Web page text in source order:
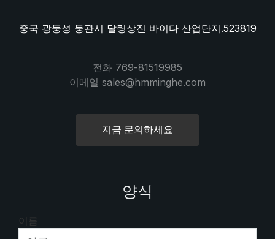
중국 광둥성 둥관시 달링상진 바이다 산업단지.523819
전화 769-81519985
이메일 sales@hmminghe.com
지금 문의하세요
양식
이름